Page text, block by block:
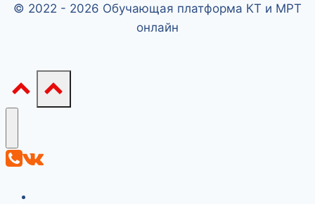
© 2022 - 2026 Обучающая платформа КТ и МРТ
онлайн